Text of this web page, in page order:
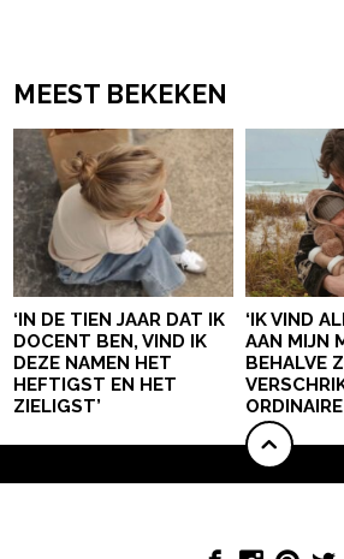
MEEST BEKEKEN
‘IN DE TIEN JAAR DAT IK
DOCENT BEN, VIND IK
DEZE NAMEN HET
HEFTIGST EN HET
ZIELIGST’
‘IK VIND
AAN MIJN
BEHALVE